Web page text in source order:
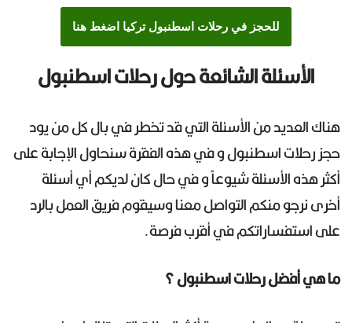
للحجز في رحلات اسطنبول تركيا اضغط هنا
الأسئلة الشائعة حول رحلات اسطنبول
هناك العديد من الأسئلة التي قد تخطر في بال كل من يود
حجز رحلات اسطنبول و في هذه الفقرة سنحاول الإجابة على
أكثر هذه الأسئلة شيوعاً و في حال كان لديكم أي أسئلة
أخرى نرجو منكم التواصل معنا وسيقوم فريق العمل بالرد
على استفساراتكم في أقرب فرصة.
ما هي أفضل رحلات اسطنبول ؟